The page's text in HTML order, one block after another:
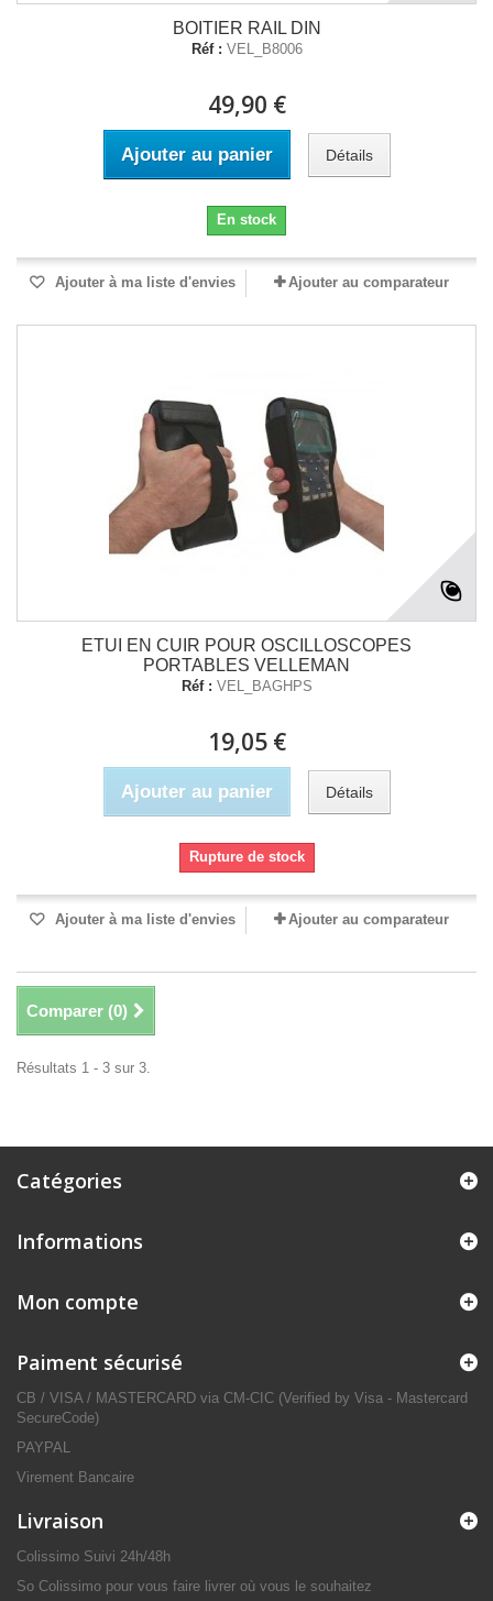
BOITIER RAIL DIN
Réf : VEL_B8006
49,90 €
Ajouter au panier Détails
En stock
Ajouter à ma liste d'envies Ajouter au comparateur
ETUI EN CUIR POUR OSCILLOSCOPES
PORTABLES VELLEMAN
Réf : VEL_BAGHPS
19,05 €
Ajouter au panier Détails
Rupture de stock
Ajouter à ma liste d'envies Ajouter au comparateur
Comparer (0)
Résultats 1 - 3 sur 3.
Catégories
Informations
Mon compte
Paiment sécurisé
CB / VISA / MASTERCARD via CM-CIC (Verified by Visa - Mastercard
SecureCode)
PAYPAL
Virement Bancaire
Livraison
Colissimo Suivi 24h/48h
So Colissimo pour vous faire livrer où vous le souhaitez